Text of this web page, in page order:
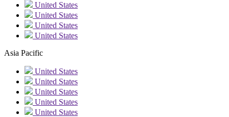
United States
United States
United States
United States
Asia Pacific
United States
United States
United States
United States
United States